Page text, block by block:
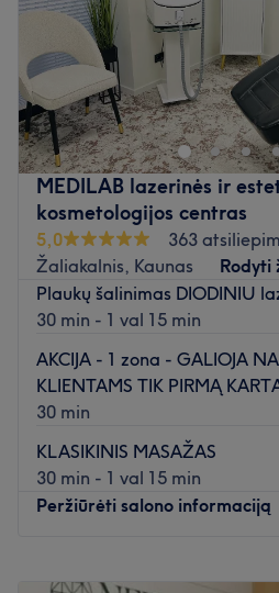
Sekmadienis
Rasite mane modernioje
klinikoje, šalia pastato yra didelė
(žalia zona).
Atidaryti
MEDILAB lazerinės ir
kosmetologijos centras
5,0
363
Žaliakalnis, Kaunas
Rodyti
Plaukų šalinimas DIODINIU
30 min - 1 val 15 min
AKCIJA - 1 zona - GALIOJA
KLIENTAMS TIK PIRMĄ
30 min
KLASIKINIS MASAŽAS
30 min - 1 val 15 min
Peržiūrėti salono informaciją